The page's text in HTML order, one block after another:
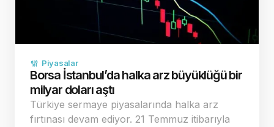
Piyasalar
Borsa İstanbul’da halka arz büyüklüğü bir
milyar doları aştı
Türkiye sermaye piyasalarında halka arz
fırtınası devam ediyor. 21 Temmuz itibarıyla